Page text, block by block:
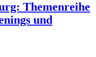
Themenreihe
und